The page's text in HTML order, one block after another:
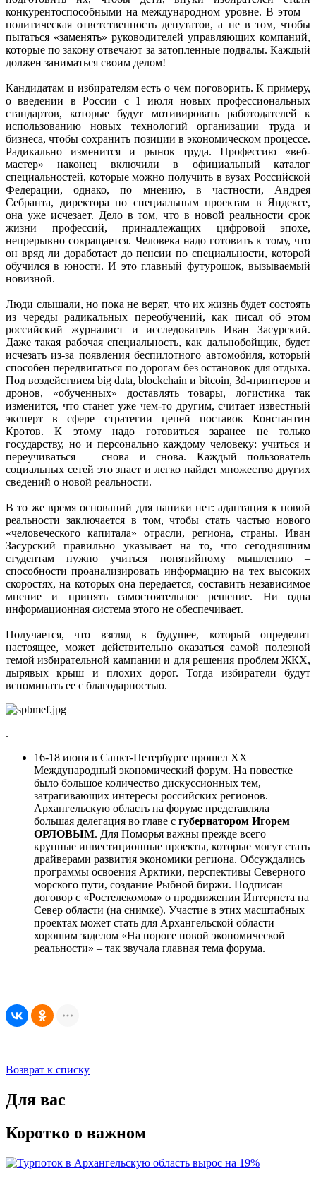
конкурентоспособными на международном уровне. В этом –
политическая ответственность депутатов, а не в том, чтобы
пытаться «заменять» руководителей управляющих компаний,
которые по закону отвечают за затопленные подвалы. Каждый
должен заниматься своим делом!
Кандидатам и избирателям есть о чем поговорить. К примеру,
о введении в России с 1 июля новых профессиональных
стандартов, которые будут мотивировать работодателей к
использованию новых технологий организации труда и
бизнеса, чтобы сохранить позиции в экономическом процессе.
Радикально изменится и рынок труда. Профессию «веб-
мастер» наконец включили в официальный каталог
специальностей, которые можно получить в вузах Российской
Федерации, однако, по мнению, в частности, Андрея
Себранта, директора по специальным проектам в Яндексе,
она уже исчезает. Дело в том, что в новой реальности срок
жизни профессий, принадлежащих цифровой эпохе,
непрерывно сокращается. Человека надо готовить к тому, что
он вряд ли доработает до пенсии по специальности, которой
обучился в юности. И это главный футурошок, вызываемый
новизной.
Люди слышали, но пока не верят, что их жизнь будет состоять
из череды радикальных переобучений, как писал об этом
российский журналист и исследователь Иван Засурский.
Даже такая рабочая специальность, как дальнобойщик, будет
исчезать из-за появления беспилотного автомобиля, который
способен передвигаться по дорогам без остановок для отдыха.
Под воздействием big data, blockchain и bitcoin, 3d-принтеров и
дронов, «обученных» доставлять товары, логистика так
изменится, что станет уже чем-то другим, считает известный
эксперт в сфере стратегии цепей поставок Константин
Кротов. К этому надо готовиться заранее не только
государству, но и персонально каждому человеку: учиться и
переучиваться – снова и снова. Каждый пользователь
социальных сетей это знает и легко найдет множество других
сведений о новой реальности.
В то же время оснований для паники нет: адаптация к новой
реальности заключается в том, чтобы стать частью нового
«человеческого капитала» отрасли, региона, страны. Иван
Засурский правильно указывает на то, что сегодняшним
студентам нужно учиться понятийному мышлению –
способности проанализировать информацию на тех высоких
скоростях, на которых она передается, составить независимое
мнение и принять самостоятельное решение. Ни одна
информационная система этого не обеспечивает.
Получается, что взгляд в будущее, который определит
настоящее, может действительно оказаться самой полезной
темой избирательной кампании и для решения проблем ЖКХ,
дырявых крыш и плохих дорог. Тогда избиратели будут
вспоминать ее с благодарностью.
.
16-18 июня в Санкт-Петербурге прошел XX
Международный экономический форум. На повестке
было большое количество дискуссионных тем,
затрагивающих интересы российских регионов.
Архангельскую область на форуме представляла
большая делегация во главе с губернатором Игорем
ОРЛОВЫМ. Для Поморья важны прежде всего
крупные инвестиционные проекты, которые могут стать
драйверами развития экономики региона. Обсуждались
программы освоения Арктики, перспективы Северного
морского пути, создание Рыбной биржи. Подписан
договор с «Ростелекомом» о продвижении Интернета на
Север области (на снимке). Участие в этих масштабных
проектах может стать для Архангельской области
хорошим заделом «На пороге новой экономической
реальности» – так звучала главная тема форума.
Возврат к списку
Для вас
Коротко о важном